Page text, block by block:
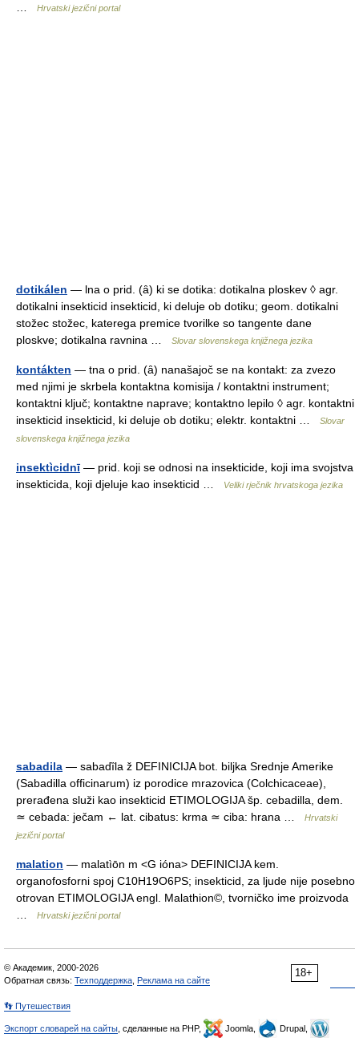
Hrvatski jezični portal
dotikálen — lna o prid. (ȃ) ki se dotika: dotikalna ploskev ◊ agr.
dotikalni insekticid insekticid, ki deluje ob dotiku; geom. dotikalni
stožec stožec, katerega premice tvorilke so tangente dane
ploskve; dotikalna ravnina …
Slovar slovenskega knjižnega jezika
kontákten — tna o prid. (ȃ) nanašajoč se na kontakt: za zvezo
med njimi je skrbela kontaktna komisija / kontaktni instrument;
kontaktni ključ; kontaktne naprave; kontaktno lepilo ◊ agr. kontaktni
insekticid insekticid, ki deluje ob dotiku; elektr. kontaktni …
Slovar
slovenskega knjižnega jezika
insektìcidnī — prid. koji se odnosi na insekticide, koji ima svojstva
insekticida, koji djeluje kao insekticid …
Veliki rječnik hrvatskoga jezika
sabadila — sabadȉla ž DEFINICIJA bot. biljka Srednje Amerike
(Sabadilla officinarum) iz porodice mrazovica (Colchicaceae),
prerađena služi kao insekticid ETIMOLOGIJA šp. cebadilla, dem.
≃ cebada: ječam ← lat. cibatus: krma ≃ ciba: hrana …
Hrvatski
jezični portal
malation — malatìōn m <G ióna> DEFINICIJA kem.
organofosforni spoj C10H19O6PS; insekticid, za ljude nije posebno
otrovan ETIMOLOGIJA engl. Malathion©, tvorničko ime proizvoda
Hrvatski jezični portal
18+
© Академик, 2000-2026
Обратная связь: Техподдержка Реклама на сайте
👣 Путешествия
Экспорт словарей на сайты , сделанные на PHP, Joomla,
Drupal,